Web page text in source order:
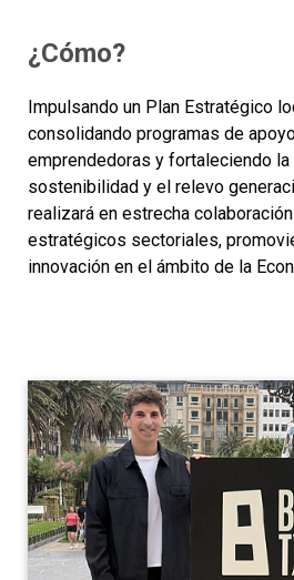
¿Cómo?
Impulsando un Plan Estratégico
consolidando programas de
emprendedoras y fortaleciendo
sostenibilidad y el relevo
realizará en estrecha
estratégicos sectoriales,
innovación en el ámbito de la